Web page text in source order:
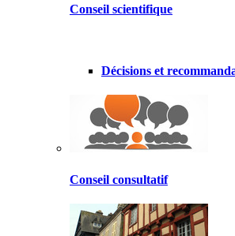
Conseil scientifique
Décisions et
Conseil consultatif